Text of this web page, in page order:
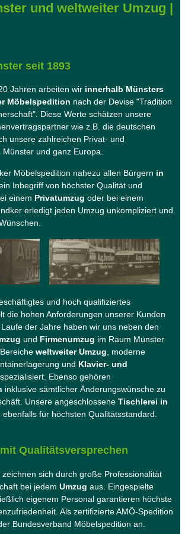
und weltweiter Umzug |
seit 1893
Jahren arbeiten wir innerhalb Münsters
Möbelspedition nach der Devise "Tradition
Diese Werte schätzen unsere
wie z.B. die deutschen
unsere zahlreichen Privat- und
und ganz Europa.
Möbelspedition nahezu allen Bürgern in
Inbegriff von höchster Qualität und
einem Privatumzug oder bei einem
erledigt jeden Umzug unkompliziert und
und hoch qualifiziertes
die hohen Anforderungen unserer Kunden
der Jahre haben wir uns neben den
und Firmenumzug im Raum Münster
weltweiter Umzug , moderne
und Klavier- und
spezialisiert. Ebenso gehören
inklusive sämtlicher Änderungswünsche zu
Unsere angeschlossene Tischlerei in
für höchsten Qualitätsstandard.
Qualitätsversprechen
sich durch große Professionalität
bei jedem Umzug aus. Eingespielte
eigenem Personal garantieren höchste
Als zertifizierte AMÖ-Spedition
Bundesverband Möbelspedition an.